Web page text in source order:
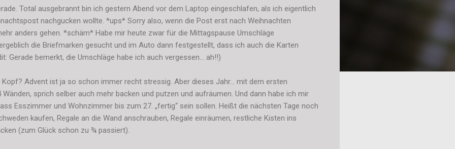
Total ausgebrannt bin ich gestern Abend vor dem Laptop eingeschlafen, als ich eigentlich
nachgucken wollte. *ups* Sorry also, wenn die Post erst nach Weihnachten
anders gehen. *schäm* Habe mir heute zwar für die Mittagspause Umschläge
die Briefmarken gesucht und im Auto dann festgestellt, dass ich auch die Karten
Gerade bemerkt, die Umschläge habe ich auch vergessen... ah!!)
Advent ist ja so schon immer recht stressig. Aber dieses Jahr… mit dem ersten
sprich selber auch mehr backen und putzen und aufräumen. Und dann habe ich mir
Esszimmer und Wohnzimmer bis zum 27. „fertig“ sein sollen. Heißt die nächsten Tage noch
kaufen, Regale an die Wand anschrauben, Regale einräumen, restliche Kisten ins
(zum Glück schon zu ¾ passiert).